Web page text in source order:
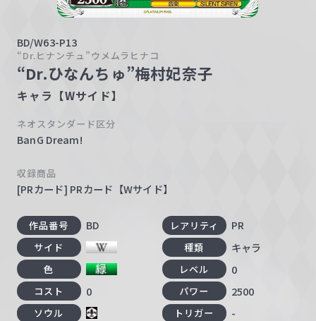
BD/W63-P13
“Dr.ヒナンチュ”ウメムラヒナコ
“Dr.ひなんちゅ”梅村妃奈子
キャラ【Wサイド】
ネオスタンダード区分
BanG Dream!
収録商品
[PRカード] PRカード【Wサイド】
作品番号 BD レアリティ PR
サイド 種類 キャラ
色 レベル 0
コスト 0 パワー 2500
ソウル トリガー -